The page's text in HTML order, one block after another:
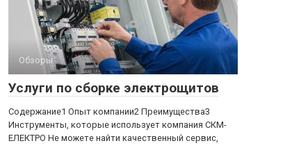
Обзоры
Услуги по сборке электрощитов
Содержание1 Опыт компании2 Преимущества3
Инструменты, которые использует компания СКМ-
ЕЛЕКТРО Не можете найти качественный сервис,